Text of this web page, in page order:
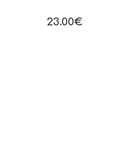
23.00€